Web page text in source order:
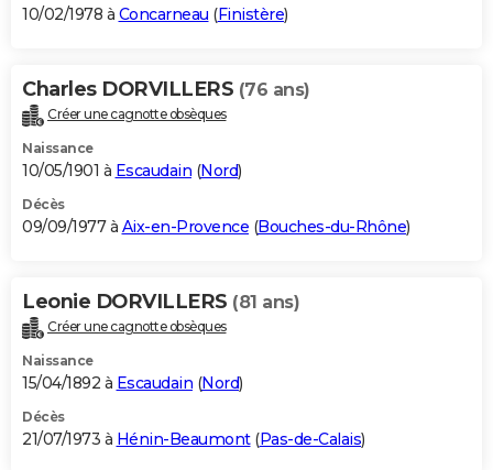
10/02/1978 à Concarneau (Finistère)
Charles DORVILLERS (76 ans)
Créer une cagnotte obsèques
Naissance
10/05/1901 à Escaudain (Nord)
Décès
09/09/1977 à Aix-en-Provence (Bouches-du-Rhône)
Leonie DORVILLERS (81 ans)
Créer une cagnotte obsèques
Naissance
15/04/1892 à Escaudain (Nord)
Décès
21/07/1973 à Hénin-Beaumont(Pas-de-Calais)